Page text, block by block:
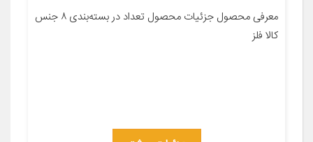
معرفی محصول جزئیات محصول تعداد در بسته‌بندی ۸ جنس
کالا فلز